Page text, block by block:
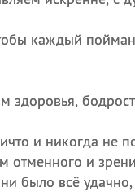
каждый
здоровья,
и никогда не
отменного и
было всё